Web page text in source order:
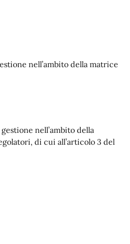
nell’ambito della matrice
nell’ambito della
di cui all’articolo 3 del